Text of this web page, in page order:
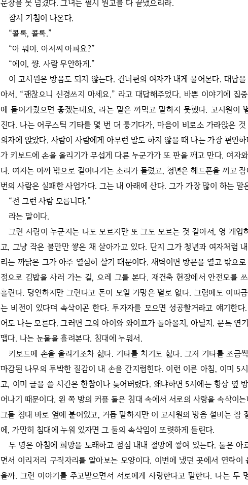
문장을 못 넘겼다. 그녀는 필시 원고를 다 끝냈으리라.
잠시 기침이 나온다.
“콜록, 콜록.”
“아 뭐야. 아저씨 아파요?”
“에이, 썅. 사람 무안하게.”
이 고시원은 방음도 되지 않는다. 건너편의 여자가 내게 물어본다. 대답
아서, “괜찮으니 신경쓰지 마세요.” 라고 대답해주었다. 바쁜 이야기에 집
에 들어가줬으면 좋겠는데요, 라는 말은 까먹고 말하지 못했다. 고시원이
진다. 나는 어쿠스틱 기타를 몇 번 더 퉁기다가, 마음이 비로소 가라앉은
의자에 앉았다. 사람이 사람에게 아무런 말도 하지 않을 때 나는 가장 편안
가 키보드에 손을 올리기가 무섭게 다른 누군가가 또 판을 깨고 만다. 여자
다. 여자는 아까 밖으로 걸어나가는 소리가 들렸고, 청년은 헤드폰을 끼고
번의 사람은 실패한 사업가다. 그는 내 아래에 산다. 그가 가장 많이 하는 말
“전 그런 사람 모릅니다.”
라는 말이다.
그런 사람이 누군지는 나도 모르지만 또 그도 모르는 것 같아서, 영 개입
고, 그냥 작은 불만만 쌓은 채 살아가고 있다. 단지 그가 청년과 여자처럼
리는 까닭은 그가 아주 열심히 살기 때문이다. 새벽이면 방문을 열고 밖으
점으로 김밥을 사러 가는 길, 으레 그를 본다. 재건축 현장에서 안전모를
흘린다. 당연하지만 그런다고 돈이 모일 가망은 별로 없다. 그럼에도 이따
는 비전이 있다며 속삭이곤 한다. 투자자를 모으면 성공할거라고 얘기한
어도 나는 모른다. 그러면 그의 아이와 와이프가 돌아올지, 아닐지. 문득 연
맵다. 나는 눈물을 흘려본다. 침대에 누워서.
키보드에 손을 올리기조차 싫다. 기타를 치기도 싫다. 그저 기타를 조금
마감된 나무의 투박한 질감이 내 손을 간지럽힌다. 이런 이른 아침, 이미 5
고, 이미 글을 쓸 시간은 한참이나 늦어버렸다. 왜냐하면 5시에는 항상 옆
어나기 때문이다. 왼 쪽 방의 커플 둘은 침대 속에서 서로의 사랑을 속삭이
그들 침대 바로 옆에 붙어있고, 거듭 말하지만 이 고시원의 방음 설비는 참
에, 가만히 침대에 누워 있자면 그 둘의 속삭임이 또렷하게 들린다.
두 명은 아침에 희망을 노래하고 점심 내내 절망에 쌓여 있는다. 둘은 아
면서 이리저리 구직자리를 알아보는 모양이다. 이번에 냈던 곳에서 연락이
을까. 그런 이야기를 주고받으면서 서로에게 사랑한다고 말한다. 나는 두